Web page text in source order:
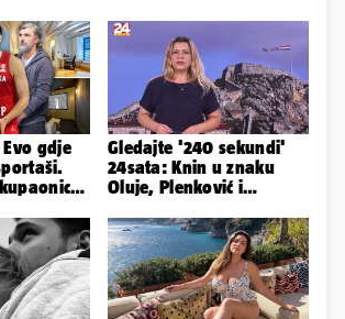
Evo gdje
Gledajte '240 sekundi'
24sata: Knin u znaku
Oluje, Plenković i